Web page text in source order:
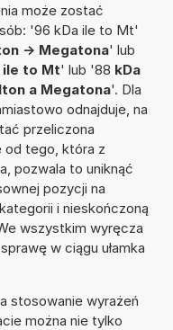
może zostać
'96 kDa ile to Mt'
-> Megatona' lub
to Mt' lub '88 kDa
a Megatona'. Dla
odnajduje, na
przeliczona
od tego, która z
pozwala to uniknąć
pozycji na
i nieskończoną
wszystkim wyręcza
w ciągu ułamka
stosowanie wyrażeń
można nie tylko